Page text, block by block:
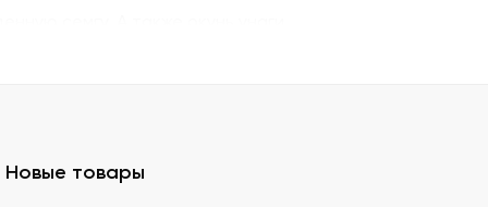
семгу. А также окунь унаги,
– для последнего штриха к оформлению.
Новые товары